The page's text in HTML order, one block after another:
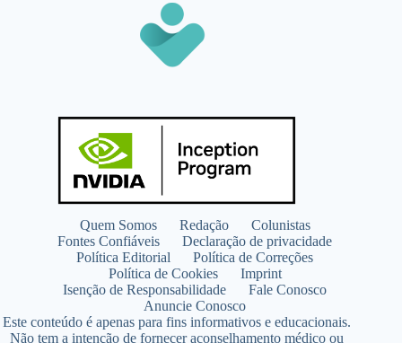
Quem Somos Redação
Colunistas
Fontes Confiáveis
Declaração de privacidade
Política Editorial
Política de Correções
Política de Cookies
Imprint
Isenção de Responsabilidade
Fale Conosco
Anuncie Conosco
Este conteúdo é apenas para fins informativos e educacionais.
Não tem a intenção de fornecer aconselhamento médico ou